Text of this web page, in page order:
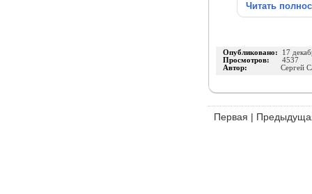
Читать
Опубликовано: 17
Просмотров: 4537
Автор: Сергей
Первая |